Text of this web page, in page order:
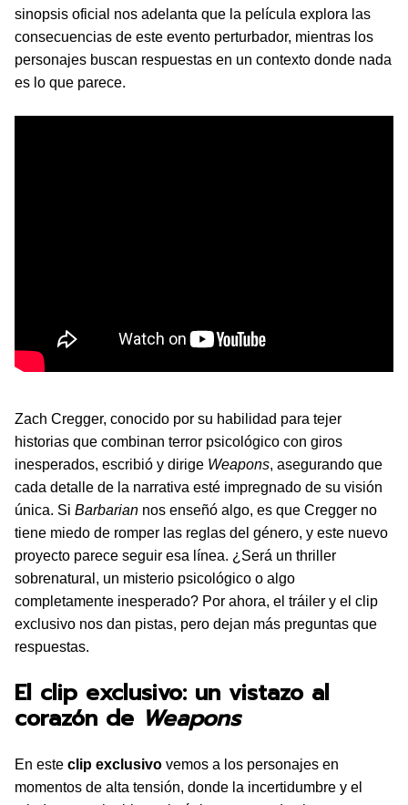
sinopsis oficial nos adelanta que la película explora las
consecuencias de este evento perturbador, mientras los
personajes buscan respuestas en un contexto donde nada
es lo que parece.
Zach Cregger, conocido por su habilidad para tejer
historias que combinan terror psicológico con giros
inesperados, escribió y dirige Weapons, asegurando que
cada detalle de la narrativa esté impregnado de su visión
única. Si Barbarian nos enseñó algo, es que Cregger no
tiene miedo de romper las reglas del género, y este nuevo
proyecto parece seguir esa línea. ¿Será un thriller
sobrenatural, un misterio psicológico o algo
completamente inesperado? Por ahora, el tráiler y el clip
exclusivo nos dan pistas, pero dejan más preguntas que
respuestas.
El clip exclusivo: un vistazo al
corazón de Weapons
En este clip exclusivo vemos a los personajes en
momentos de alta tensión, donde la incertidumbre y el